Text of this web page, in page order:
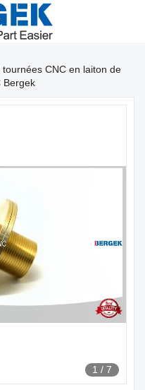
CNC en laiton de
Bergek
1 / 7